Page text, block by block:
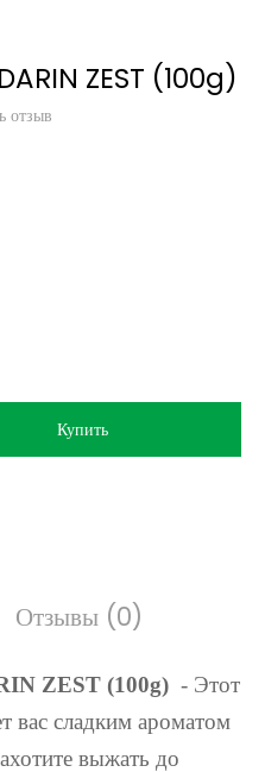
ZEST (100g)
отзыв
Отзывы (0)
ZEST (100g) - Этот
вас сладким ароматом
выжать до